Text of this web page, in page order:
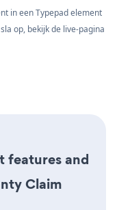
in een Typepad element
op, bekijk de live-pagina
features and
Claim